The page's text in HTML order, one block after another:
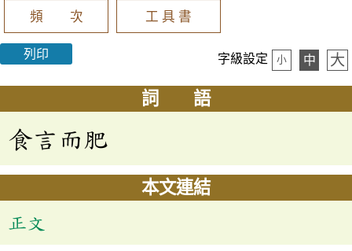
頻 次 工 具 書
列印 字級設定 小 中 大
詞 語
食言而肥
本文連結
正文